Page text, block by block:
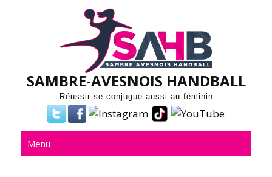
SAMBRE-AVESNOIS HANDBALL
Réussir se conjugue aussi au féminin
Menu